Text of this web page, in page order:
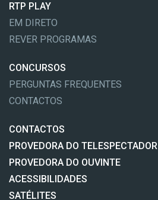
RTP PLAY
EM DIRETO
REVER PROGRAMAS
CONCURSOS
PERGUNTAS FREQUENTES
CONTACTOS
CONTACTOS
PROVEDORA DO TELESPECTADOR
PROVEDORA DO OUVINTE
ACESSIBILIDADES
SATÉLITES